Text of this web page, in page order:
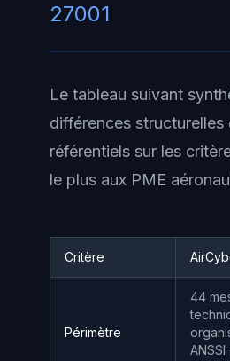
27001
Le tableau suivant
différences structurelles
référentiels sur les
le plus aux PME
Critère
Périmètre
44